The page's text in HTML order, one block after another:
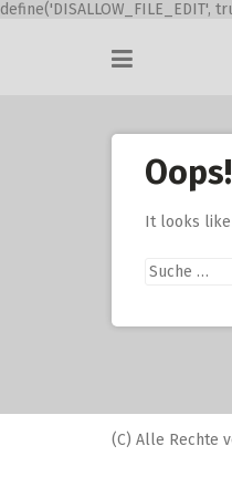
define('DISALLOW_FILE_EDIT',
It looks like
Suche
nach:
(C) Alle Rechte